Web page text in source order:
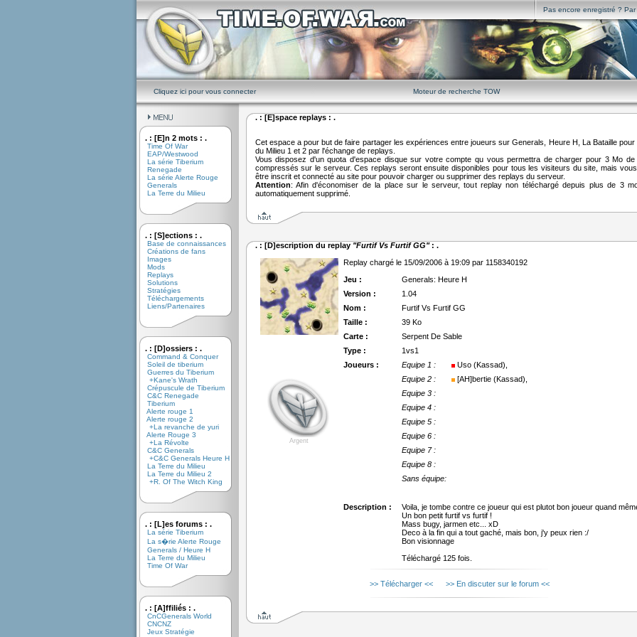
Pas encore enregistré ?
Cliquez ici pour vous connecter Moteur de recherche TOW
. : [E]n 2 mots : .
Time Of War
EAP/Westwood
La série Tiberium
Renegade
La série Alerte Rouge
Generals
La Terre du Milieu
. : [S]ections : .
Base de connaissances
Créations de fans
Images
Mods
Replays
Solutions
Stratégies
Téléchargements
Liens/Partenaires
. : [D]ossiers : .
Command & Conquer
Soleil de tiberium
Guerres du Tiberium
+Kane's Wrath
Crépuscule de Tiberium
C&C Renegade
Tiberium
Alerte rouge 1
Alerte rouge 2
+La revanche de yuri
Alerte Rouge 3
+La Révolte
C&C Generals
+C&C Generals Heure H
La Terre du Milieu
La Terre du Milieu 2
+R. Of The Witch King
. : [L]es forums : .
La série Tiberium
La s�rie Alerte Rouge
Generals / Heure H
La Terre du Milieu
Time Of War
. : [A]ffiliés : .
CnCGenerals World
CNCNZ
Jeux Stratégie
. : [E]space replays : .
Cet espace a pour but de faire partager les expériences entre joueurs sur Generals, Heure H, La Bataille pour
du Milieu 1 et 2 par l'échange de replays.
Vous disposez d'un quota d'espace disque sur votre compte qu vous permettra de charger pour 3 Mo de
compressés sur le serveur. Ces replays seront ensuite disponibles pour tous les visiteurs du site, mais
être inscrit et connecté au site pour pouvoir charger ou supprimer des replays du serveur.
Attention: Afin d'économiser de la place sur le serveur, tout replay non téléchargé depuis plus de 3
automatiquement supprimé.
. : [D]escription du replay "Furtif Vs Furtif GG": .
Argent
Replay chargé le 15/09/2006 à 19:09 par 1158340192
Jeu :
Generals: Heure H
Version :
1.04
Nom :
Furtif Vs Furtif GG
Taille :
39 Ko
Carte :
Serpent De Sable
Type :
1vs1
Joueurs :
Equipe 1 :
Uso (Kassad),
Equipe 2 :
[AH]bertie (Kassad),
Equipe 3 :
Equipe 4 :
Equipe 5 :
Equipe 6 :
Equipe 7 :
Equipe 8 :
Sans équipe:
Description :
Voila, je tombe contre ce joueur qui est plutot bon joueur quand
Un bon petit furtif vs furtif !
Mass bugy, jarmen etc... xD
Deco à la fin qui a tout gaché, mais bon, j'y peux rien :/
Bon visionnage
Téléchargé 125 fois.
>> Télécharger << >> En discuter sur le forum <<